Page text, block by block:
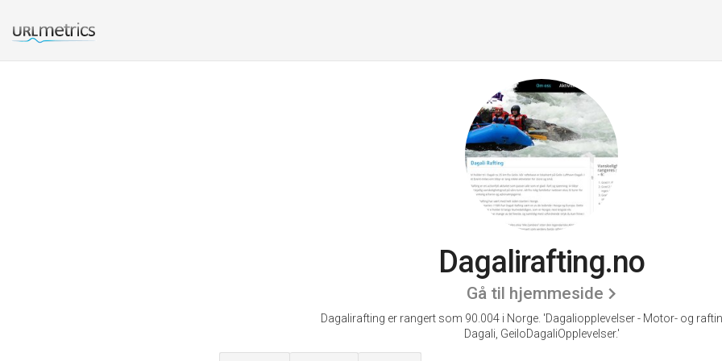
Dagalirafting.no
Gå til hjemmeside
Dagalirafting er rangert som 90.004 i Norge. 'Dagaliopplevelser - Motor- og
Dagali, GeiloDagaliOpplevelser.'